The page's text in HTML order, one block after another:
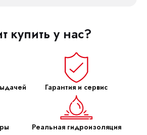
купить у нас?
Гарантия и сервис
Реальная гидроизоляция